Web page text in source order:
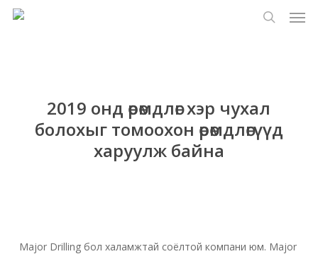
Үндсэн
Цэс
2019 онд өрөмдлөг хэр чухал
болохыг томоохон өрөмдлөгүүд
харуулж байна
Major Drilling бол халамжтай соёлтой компани юм. Major